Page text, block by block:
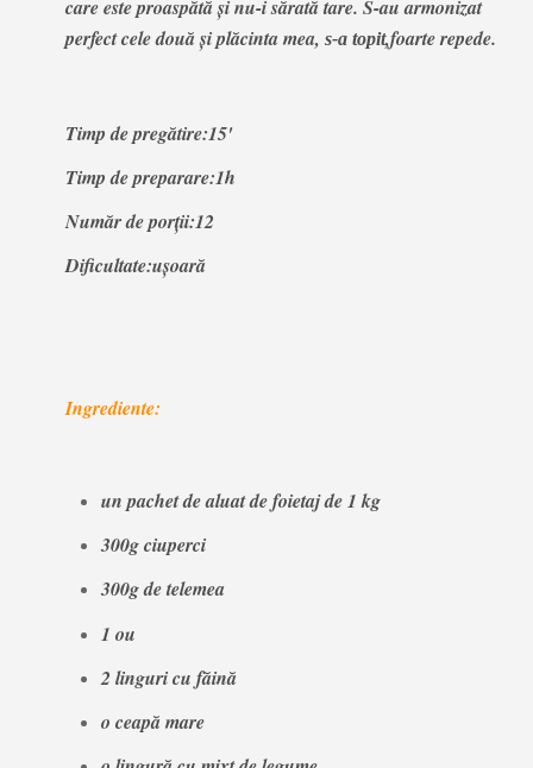
care este proaspătă şi nu-i sărată tare. S-au armonizat
perfect cele două şi plăcinta mea, s-a topit,foarte repede.
Timp de pregătire:15'
Timp de preparare:1h
Număr de porţii:12
Dificultate:uşoară
Ingrediente:
un pachet de aluat de foietaj de 1 kg
300g ciuperci
300g de telemea
1 ou
2 linguri cu făină
o ceapă mare